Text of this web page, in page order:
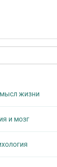
жизни
и мозг